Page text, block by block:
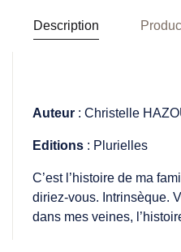
Description
Auteur : Christelle
Editions : Plurielles
C’est l’histoire de ma
diriez-vous. Intrinsèque.
dans mes veines,